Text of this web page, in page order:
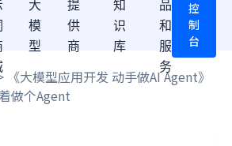
大
模
型
提
供
商
知
识
库
品
和
服
务
控
制
台
《大模型应用开发 动手做AI Agent》
做个Agent